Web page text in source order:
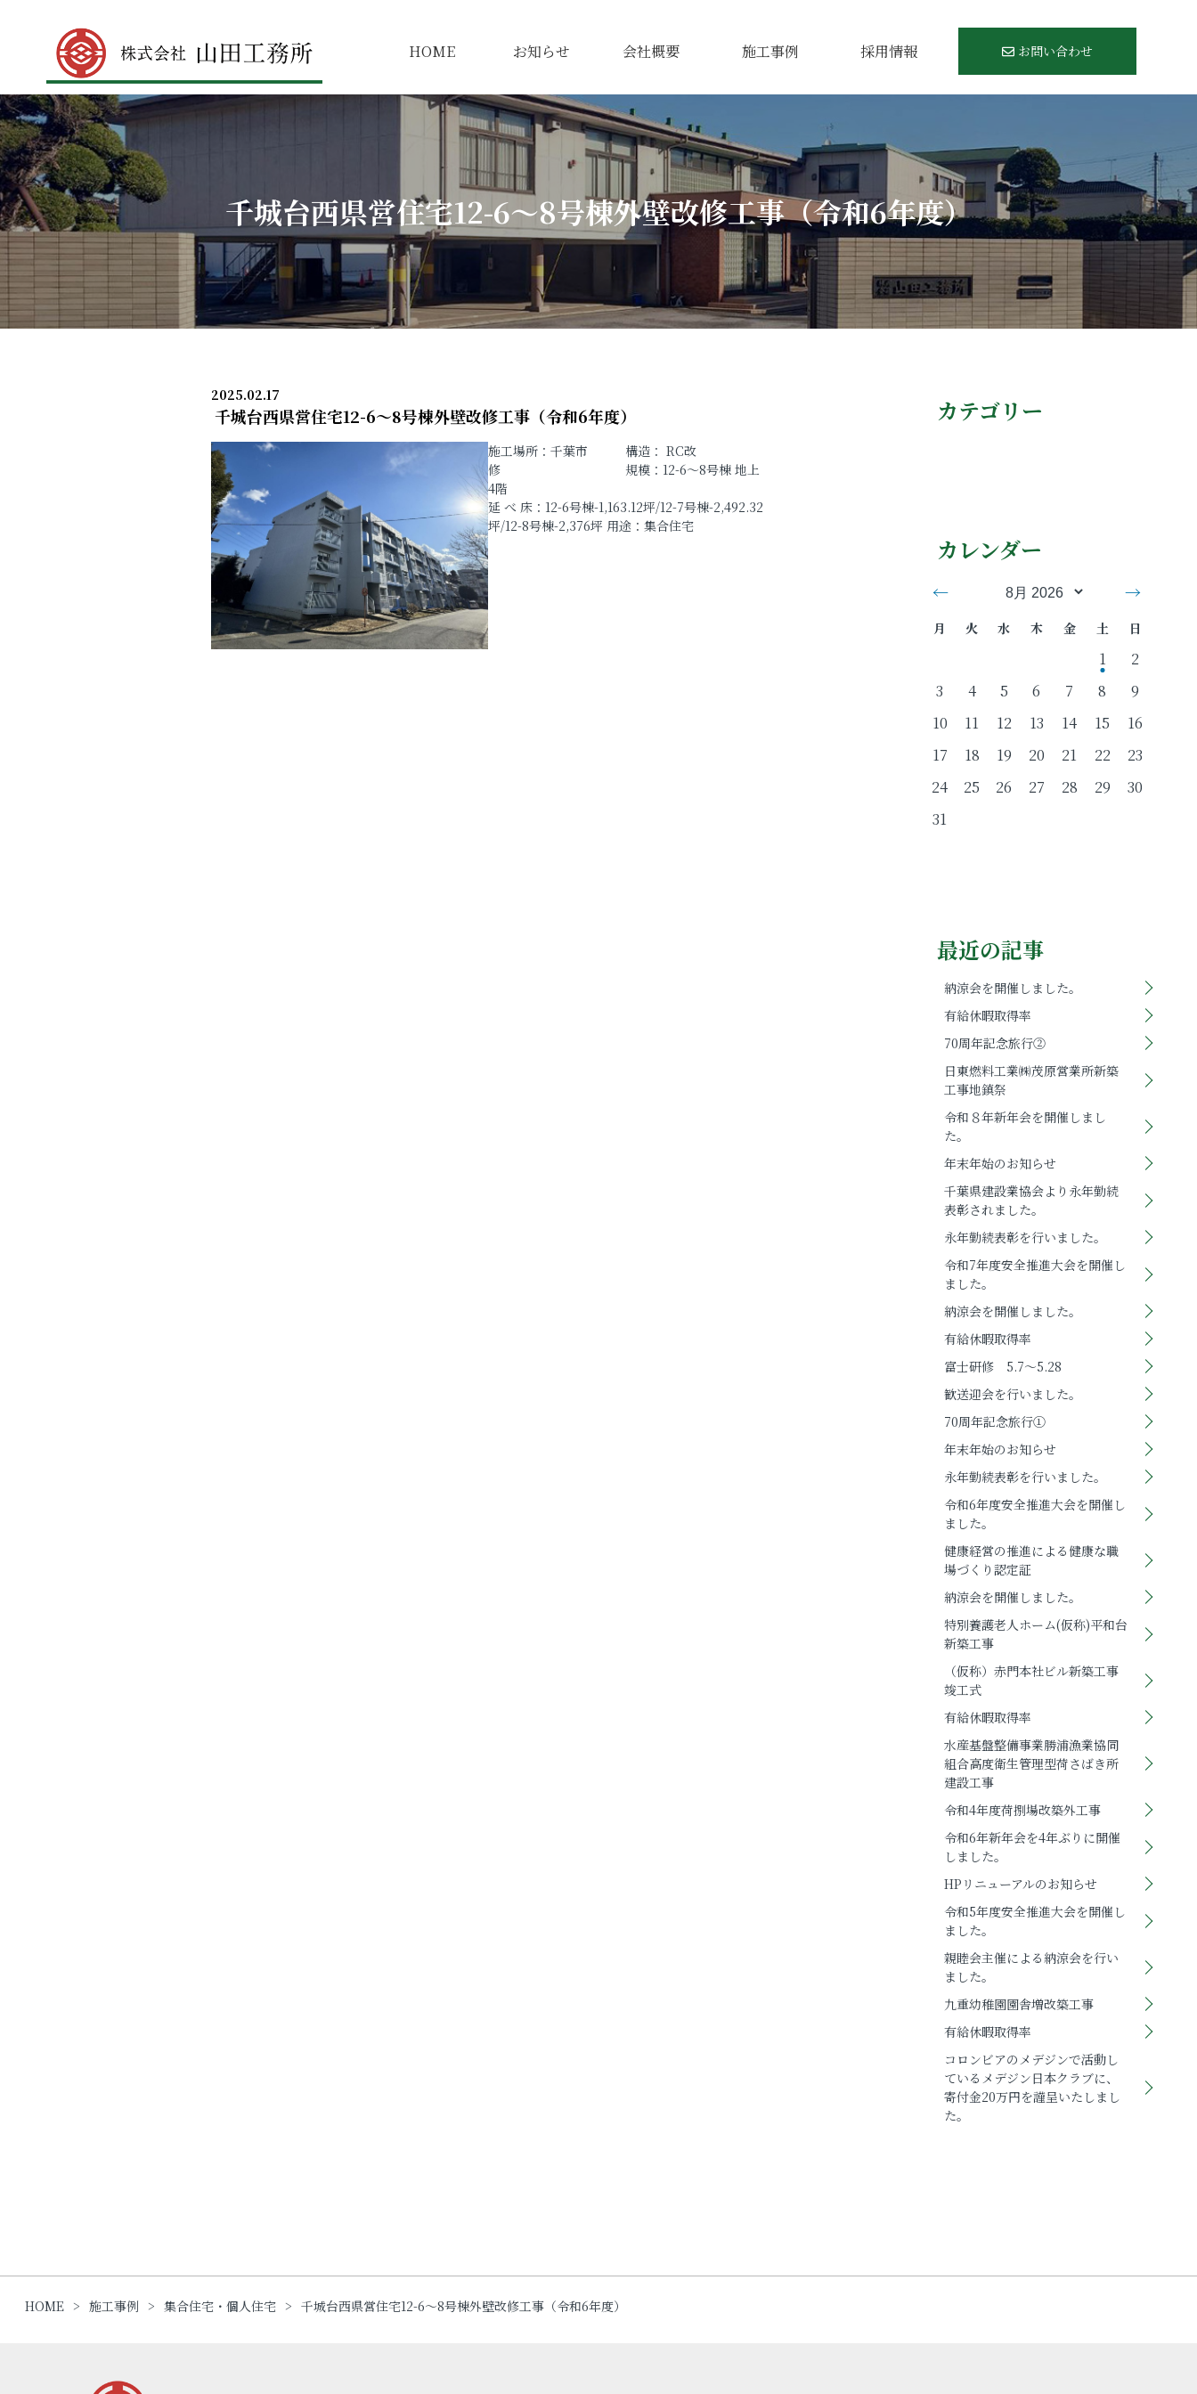
HOME お知らせ 会社概要 施工事例 採用情報 お問い合わせ
千城台西県営住宅12-6～8号棟外壁改修工事（令和6年度）
2025.02.17
千城台西県営住宅12-6～8号棟外壁改修工事（令和6年度）
施工場所：千葉市 構造： RC改
修 規模：12-6～8号棟 地上
4階
延 べ 床：12-6号棟-1,163.12坪/12-7号棟-2,492.32
坪/12-8号棟-2,376坪 用途：集合住宅
カテゴリー
カレンダー
← →
月 火 水 木 金 土 日
1
2
3
4 5 6 7 8
9
10
11 12 13 14 15
16
17
18 19 20 21 22
23
24
25 26 27 28 29
30
31
最近の記事
納涼会を開催しました。
有給休暇取得率
70周年記念旅行②
日東燃料工業㈱茂原営業所新築
工事地鎮祭
令和８年新年会を開催しまし
た。
年末年始のお知らせ
千葉県建設業協会より永年勤続
表彰されました。
永年勤続表彰を行いました。
令和7年度安全推進大会を開催し
ました。
納涼会を開催しました。
有給休暇取得率
富士研修 5.7～5.28
歓送迎会を行いました。
70周年記念旅行①
年末年始のお知らせ
永年勤続表彰を行いました。
令和6年度安全推進大会を開催し
ました。
健康経営の推進による健康な職
場づくり認定証
納涼会を開催しました。
特別養護老人ホーム(仮称)平和台
新築工事
（仮称）赤門本社ビル新築工事
竣工式
有給休暇取得率
水産基盤整備事業勝浦漁業協同
組合高度衛生管理型荷さばき所
建設工事
令和4年度荷捌場改築外工事
令和6年新年会を4年ぶりに開催
しました。
HPリニューアルのお知らせ
令和5年度安全推進大会を開催し
ました。
親睦会主催による納涼会を行い
ました。
九重幼稚園園舎増改築工事
有給休暇取得率
コロンビアのメデジンで活動し
ているメデジン日本クラブに、
寄付金20万円を謹呈いたしまし
た。
HOME 施工事例 集合住宅・個人住宅 千城台西県営住宅12-6～8号棟外壁改修工事（令和6年度）